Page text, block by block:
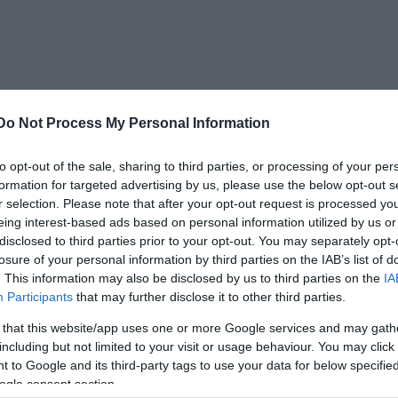
Not Process My Personal Information
opt-out of the sale, sharing to third parties, or processing of your
for targeted advertising by us, please use the below opt-out
selection. Please note that after your opt-out request is processed
interest-based ads based on personal information utilized by us
to third parties prior to your opt-out. You may separately
of your personal information by third parties on the IAB’s list of
This information may also be disclosed by us to third parties on the
Participants that may further disclose it to other third parties.
that this website/app uses one or more Google services and may
but not limited to your visit or usage behaviour. You may
to Google and its third-party tags to use your data for below
consent section.
pályára felkészítő gimnáziumi
Kortárs Művészeti Gimnázium néven.
ajánlják ezt az iskolát, ahol a koncentráltan
kap a művészet eszközeivel történő
a Bartók Béla Zeneművészeti
együttműködve a 8. évfolyamban szakmai